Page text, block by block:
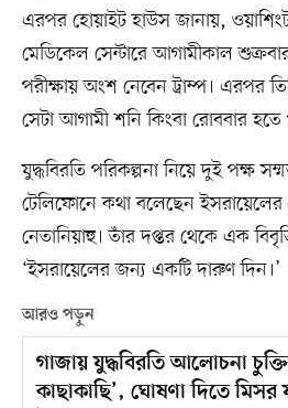
এরপর হোয়াইট হাউস জানায়,
মেডিকেল সেন্টারে আগামীকাল শুক্রবার
পরীক্ষায় অংশ নেবেন ট্রাম্প। এরপর
সেটা আগামী শনি কিংবা রোববার হতে
যুদ্ধবিরতি পরিকল্পনা নিয়ে দুই পক্ষ
টেলিফোনে কথা বলেছেন ইসরায়েলের
নেতানিয়াহু। তাঁর দপ্তর থেকে এক
‘ইসরায়েলের জন্য একটি দারুণ দিন।’
আরও পড়ুন
গাজায় যুদ্ধবিরতি আলোচনা
কাছাকাছি’, ঘোষণা দিতে মিসর